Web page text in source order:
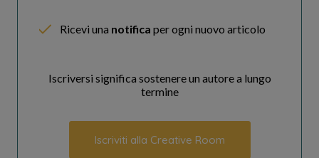
Ricevi una notifica per ogni nuovo articolo
Iscriversi significa sostenere un autore a lungo
termine
Iscriviti alla Creative Room